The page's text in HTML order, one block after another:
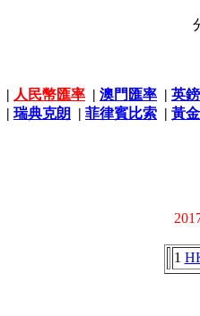
| 人民幣匯率 | 澳門匯率 | 英
| 瑞典克朗 | 菲律賓比索 | 黃
1